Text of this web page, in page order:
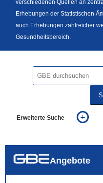
verschiedenen Quellen an
Erhebungen der Statistischen
auch Erhebungen zahlreicher
Gesundheitsbereich.
Erweiterte Suche
auch in allen Texten suchen
Angebote